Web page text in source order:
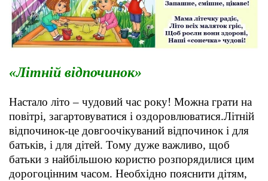
«Літній відпочинок»
Настало літо – чудовий час року! Можна грати на
повітрі, загартовуватися і оздоровлюватися.Літній
відпочинок-це довгоочікуваний відпочинок і для
батьків, і для дітей. Тому дуже важливо, щоб
батьки з найбільшою користю розпорядилися цим
дорогоцінним часом. Необхідно пояснити дітям,